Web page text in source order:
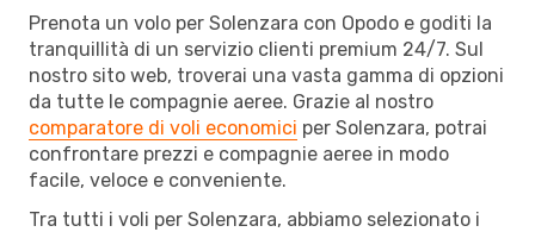
Prenota un volo per Solenzara con Opodo e goditi la
tranquillità di un servizio clienti premium 24/7. Sul
nostro sito web, troverai una vasta gamma di opzioni
da tutte le compagnie aeree. Grazie al nostro
comparatore di voli economici per Solenzara, potrai
confrontare prezzi e compagnie aeree in modo
facile, veloce e conveniente.
Tra tutti i voli per Solenzara, abbiamo selezionato i